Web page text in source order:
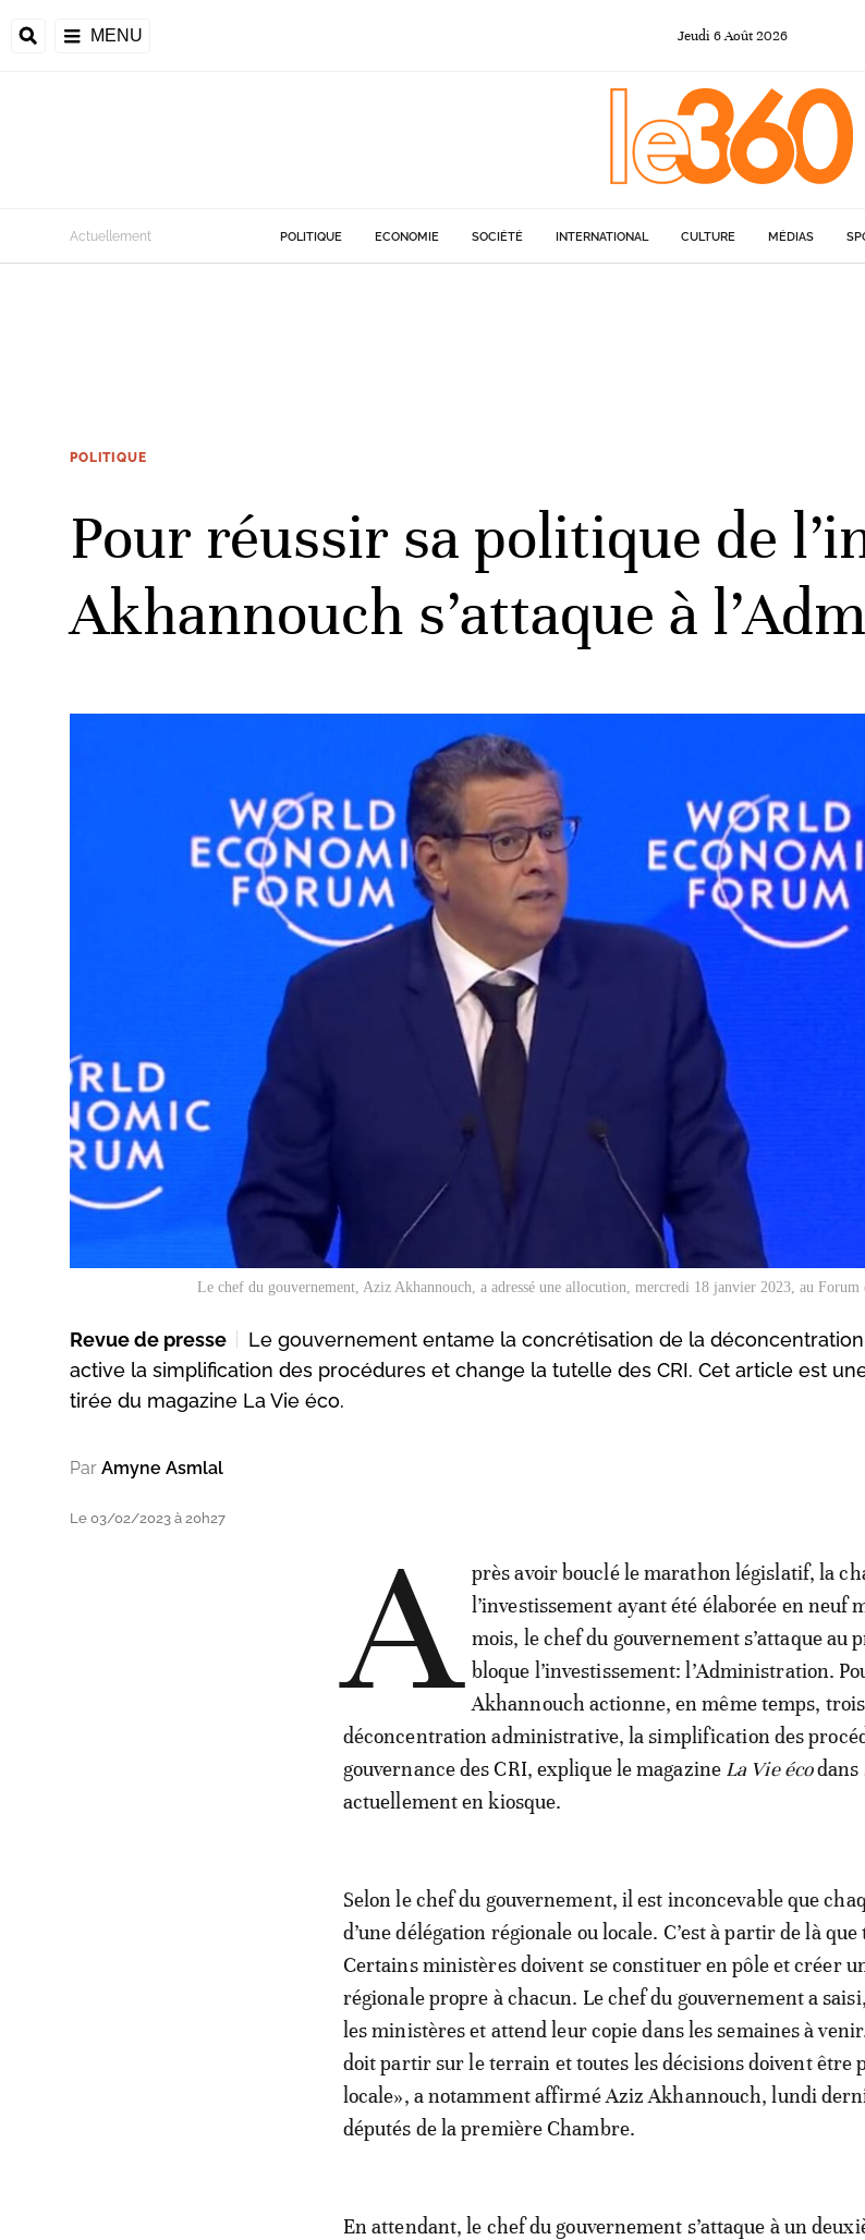
MENU Jeudi 6Août 2026
Actuellement POLITIQUE ECONOMIE SOCIÉTÉ INTERNATIONAL CULTURE MÉDIAS
POLITIQUE
Pour réussir sa politique de
Akhannouch s’attaque à
Le chef du gouvernement, Aziz Akhannouch, a adressé une allocution, mercredi 18 janvier 2023, au
Revue de presse
Le gouvernement entame la concrétisation de la
active la simplification des procédures et change la tutelle des CRI. Cet article est
tirée du magazine La Vie éco.
Par Amyne Asmlal
Le 03/02/2023 à 20h27 A près avoir bouclé le marathon législatif, la
l’investissement ayant été élaborée en neuf
mois, le chef du gouvernement s’attaque au
bloque l’investissement: l’Administration.
Akhannouch actionne, en même temps,
déconcentration administrative, la simplification des
gouvernance des CRI, explique le magazine La Vie écodans
actuellement en kiosque.
Selon le chef du gouvernement, il est inconcevable que
d’une délégation régionale ou locale. C’est à partir de là
Certains ministères doivent se constituer en pôle et créer
régionale propre à chacun. Le chef du gouvernement a
les ministères et attend leur copie dans les semaines à
doit partir sur le terrain et toutes les décisions doivent être
locale», a notamment affirmé Aziz Akhannouch, lundi
députés de la première Chambre.
En attendant, le chef du gouvernement s’attaque à un